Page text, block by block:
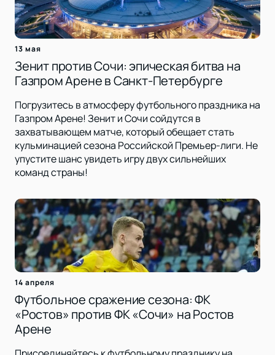
13 мая
Зенит против Сочи: эпическая битва на
Газпром Арене в Санкт-Петербурге
Погрузитесь в атмосферу футбольного праздника на
Газпром Арене! Зенит и Сочи сойдутся в
захватывающем матче, который обещает стать
кульминацией сезона Российской Премьер-лиги. Не
упустите шанс увидеть игру двух сильнейших
команд страны!
14 апреля
Футбольное сражение сезона: ФК
«Ростов» против ФК «Сочи» на Ростов
Арене